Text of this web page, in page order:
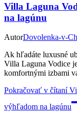
Villa Laguna
na lagúnu
AutorDovolenka-v-
Ak hľadáte luxusné
Villa Laguna Vodice
komfortnými izbami
Pokračovať v čítaní
výhľadom na lagúnu